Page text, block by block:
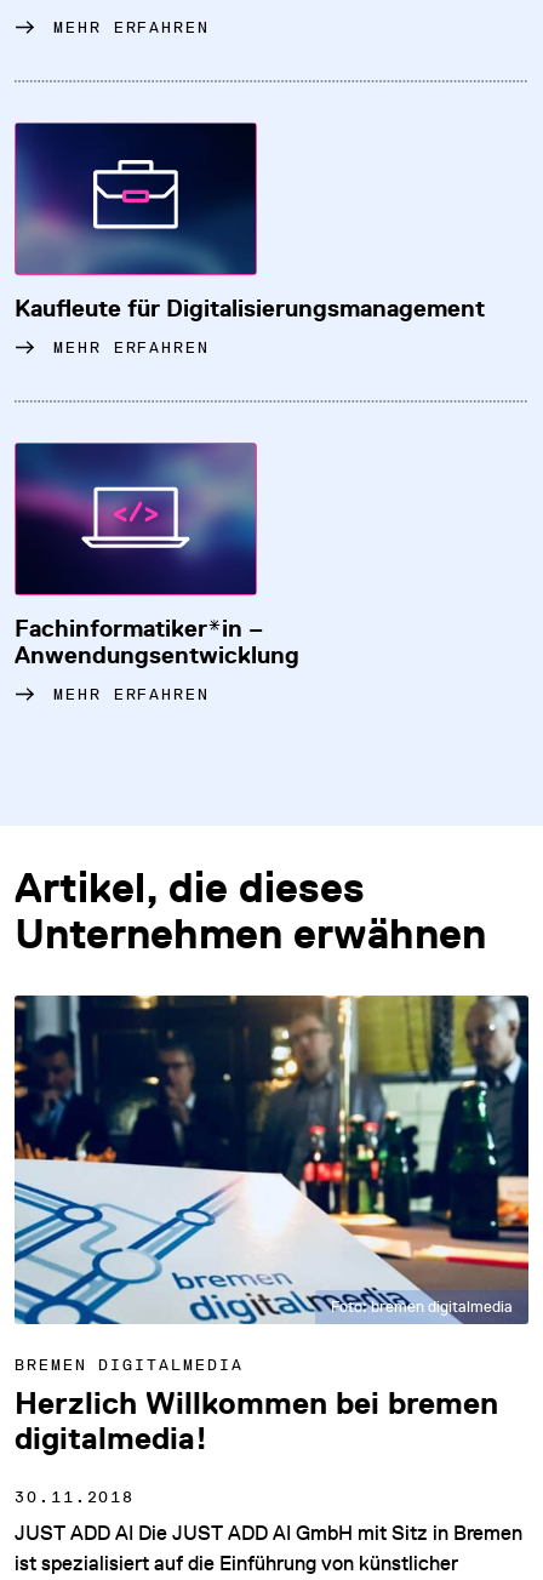
MEHR ERFAHREN
Kaufleute für Digitalisierungsmanagement
MEHR ERFAHREN
Fachinformatiker*in –
Anwendungsentwicklung
MEHR ERFAHREN
Artikel, die dieses
Unternehmen erwähnen
Foto: bremen digitalmedia
BREMEN DIGITALMEDIA
Herzlich Willkommen bei bremen
digitalmedia!
30.11.2018
JUST ADD AI Die JUST ADD AI GmbH mit Sitz in Bremen
ist spezialisiert auf die Einführung von künstlicher